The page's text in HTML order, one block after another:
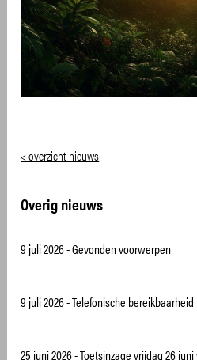
< overzicht nieuws
Overig nieuws
9 juli 2026- Gevonden voorwerpen
9 juli 2026- Telefonische bereikbaarheid
25 juni 2026- Toetsinzage vrijdag 26